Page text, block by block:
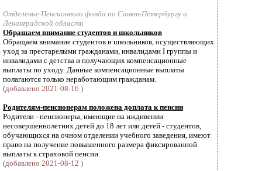
Отделение Пенсионного фонда по Санкт-Петербургу и
Ленинградской области
Обращаем внимание студентов и школьников
Обращаем внимание студентов и школьников, осуществляющих
уход за престарелыми гражданами, инвалидами I группы и
инвалидами с детства и получающих компенсационные
выплаты по уходу. Данные компенсационные выплаты
полагаются только неработающим гражданам.
(добавлено 2021-08-16 )
Родителям-пенсионерам положена доплата к пенсии
Родители - пенсионеры, имеющие на иждивении
несовершеннолетних детей до 18 лет или детей - студентов,
обучающихся на очном отделении учебного заведения, имеют
право на получение повышенного размера фиксированной
выплаты к страховой пенсии.
(добавлено 2021-08-12 )